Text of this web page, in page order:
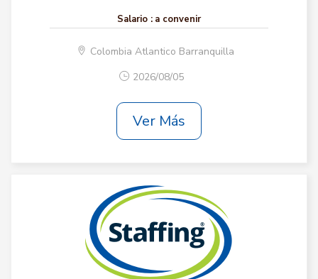
Salario : a convenir
Colombia Atlantico Barranquilla
2026/08/05
Ver Más